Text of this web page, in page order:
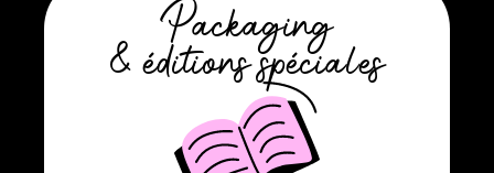
Packaging
& éditions spéciales